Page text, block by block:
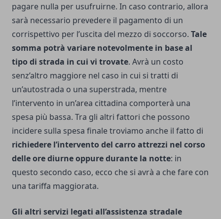
pagare nulla per usufruirne. In caso contrario, allora
sarà necessario prevedere il pagamento di un
corrispettivo per l’uscita del mezzo di soccorso. Tale
somma potrà variare notevolmente in base al
tipo di strada in cui vi trovate. Avrà un costo
senz’altro maggiore nel caso in cui si tratti di
un’autostrada o una superstrada, mentre
l’intervento in un’area cittadina comporterà una
spesa più bassa. Tra gli altri fattori che possono
incidere sulla spesa finale troviamo anche il fatto di
richiedere l’intervento del carro attrezzi nel corso
delle ore diurne oppure durante la notte: in
questo secondo caso, ecco che si avrà a che fare con
una tariffa maggiorata.
Gli altri servizi legati all’assistenza stradale